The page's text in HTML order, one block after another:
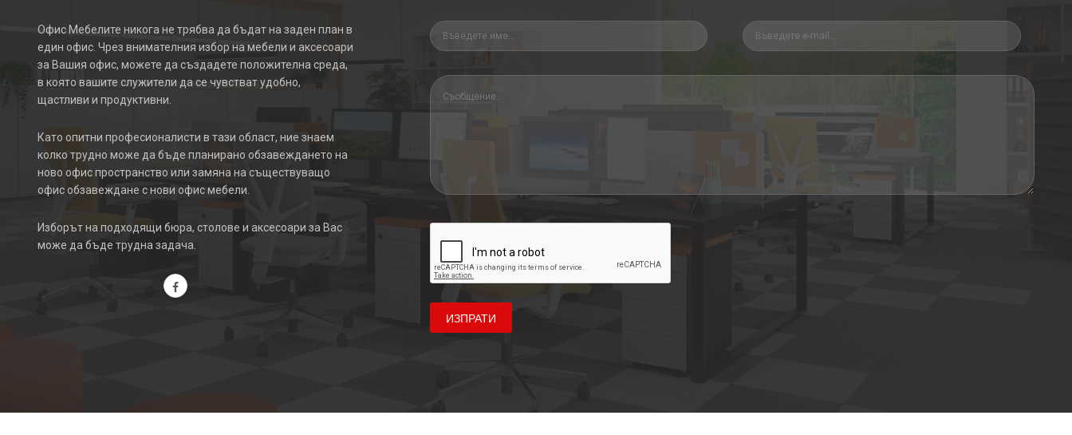
Офис Мебелите никога не трябва да бъдат на заден план в
един офис. Чрез внимателния избор на мебели и аксесоари
за Вашия офис, можете да създадете положителна среда,
в която вашите служители да се чувстват удобно,
щастливи и продуктивни.
Като опитни професионалисти в тази област, ние знаем
колко трудно може да бъде планирано обзавеждането на
ново офис пространство или замяна на съществуващо
офис обзавеждане с нови офис мебели.
Изборът на подходящи бюра, столове и аксесоари за Вас
може да бъде трудна задача.
ИЗПРАТИ